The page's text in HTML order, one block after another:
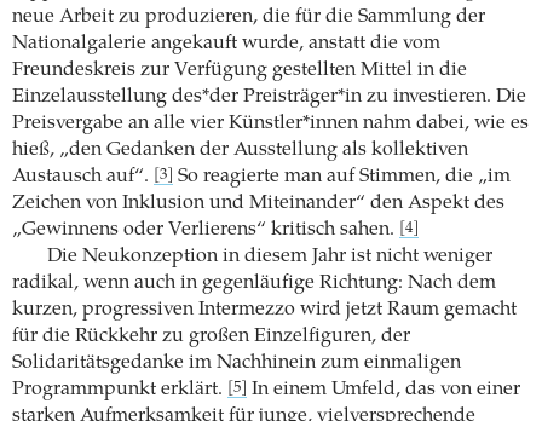
neue Arbeit zu produzieren, die für die Sammlung der
Nationalgalerie angekauft wurde, anstatt die vom
Freundeskreis zur Verfügung gestellten Mittel in die
Einzelausstellung des*der Preisträger*in zu investieren. Die
Preisvergabe an alle vier Künstler*innen nahm dabei, wie es
hieß, „den Gedanken der Ausstellung als kollektiven
Austausch auf“.
[3]
So reagierte man auf Stimmen, die „im
Zeichen von Inklusion und Miteinander“ den Aspekt des
„Gewinnens oder Verlierens“ kritisch sahen.
[4]
Die Neukonzeption in diesem Jahr ist nicht weniger
radikal, wenn auch in gegenläufige Richtung: Nach dem
kurzen, progressiven Intermezzo wird jetzt Raum gemacht
für die Rückkehr zu großen Einzelfiguren, der
Solidaritätsgedanke im Nachhinein zum einmaligen
Programmpunkt erklärt.
[5]
In einem Umfeld, das von einer
starken Aufmerksamkeit für junge, vielversprechende